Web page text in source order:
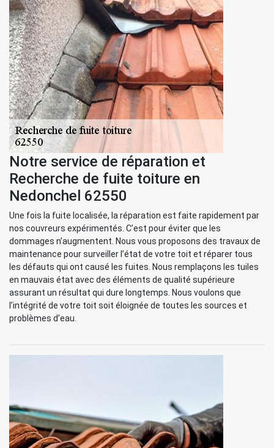
Notre service de réparation et
Recherche de fuite toiture en
Nedonchel 62550
Une fois la fuite localisée, la réparation est faite rapidement par
nos couvreurs expérimentés. C’est pour éviter que les
dommages n’augmentent. Nous vous proposons des travaux de
maintenance pour surveiller l’état de votre toit et réparer tous
les défauts qui ont causé les fuites. Nous remplaçons les tuiles
en mauvais état avec des éléments de qualité supérieure
assurant un résultat qui dure longtemps. Nous voulons que
l’intégrité de votre toit soit éloignée de toutes les sources et
problèmes d’eau.